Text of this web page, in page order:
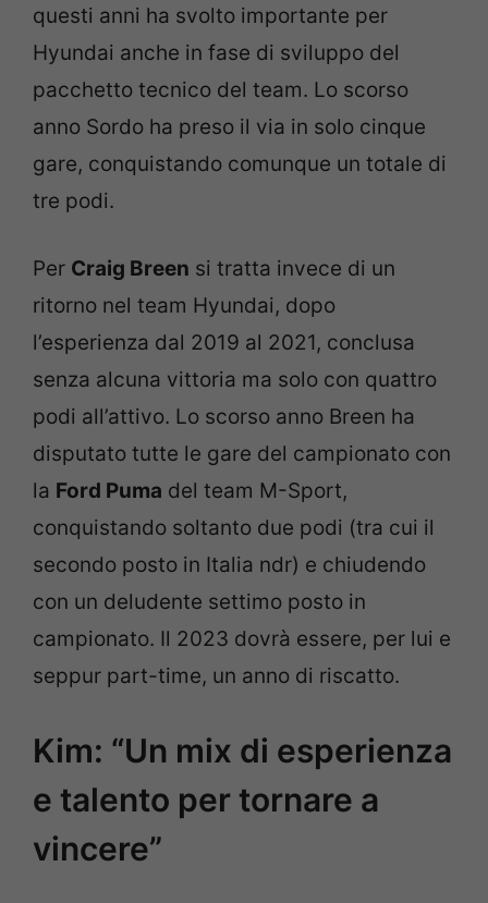
questi anni ha svolto importante per
Hyundai anche in fase di sviluppo del
pacchetto tecnico del team. Lo scorso
anno Sordo ha preso il via in solo cinque
gare, conquistando comunque un totale di
tre podi.
Per Craig Breen si tratta invece di un
ritorno nel team Hyundai, dopo
l’esperienza dal 2019 al 2021, conclusa
senza alcuna vittoria ma solo con quattro
podi all’attivo. Lo scorso anno Breen ha
disputato tutte le gare del campionato con
la Ford Puma del team M-Sport,
conquistando soltanto due podi (tra cui il
secondo posto in Italia ndr) e chiudendo
con un deludente settimo posto in
campionato. Il 2023 dovrà essere, per lui e
seppur part-time, un anno di riscatto.
Kim: “Un mix di esperienza
e talento per tornare a
vincere”